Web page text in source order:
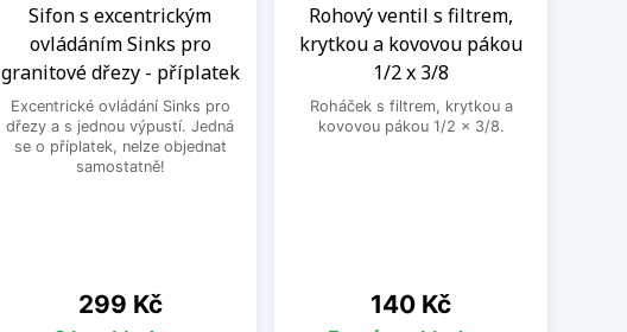
Sifon s excentrickým
ovládáním Sinks pro
granitové dřezy - příplatek
Excentrické ovládání Sinks pro
dřezy a s jednou výpustí. Jedná
se o příplatek, nelze objednat
samostatně!
Cena
299 Kč
Rohový ventil s filtrem,
krytkou a kovovou pákou
1/2 x 3/8
Roháček s filtrem, krytkou a
kovovou pákou 1/2 x 3/8.
Cena
140 Kč